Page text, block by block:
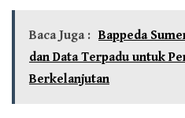
Baca Juga : Bappeda
dan Data Terpadu untuk
Berkelanjutan